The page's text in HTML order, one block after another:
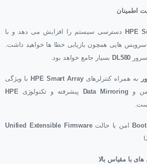
اطمینان
HPE دسترسی سیستم را افزایش می دهد و با
سرویس هایی همچون بازیابی خطا ها خواهید داشت.
بسیار جامع خواهد بود.
به همراه کنترلرهایHPE Smart Array با ویژگی
و Data Mirroring پیشرفته و تکنولوژی HPE
Boot امن با حالتUnified Extensible Firmware
با مقیاس بالا